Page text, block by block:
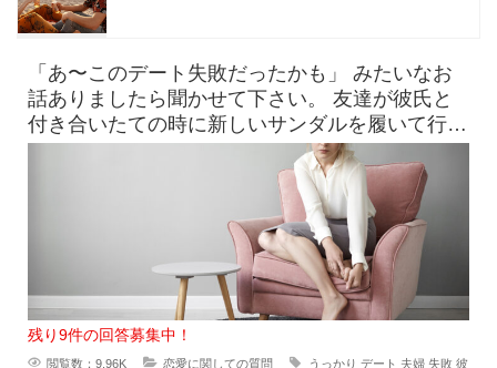
「あ〜このデート失敗だったかも」 みたいなお
話ありましたら聞かせて下さい。 友達が彼氏と
付き合いたての時に新しいサンダルを履いて行っ
たら、見事に靴擦れを
残り9件の回答募集中！
閲覧数：9.96K 恋愛に関しての質問 うっかり デート 夫婦 失敗 彼